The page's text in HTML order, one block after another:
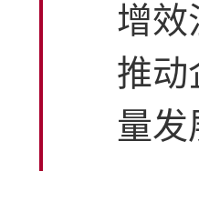
增效
推动
量发